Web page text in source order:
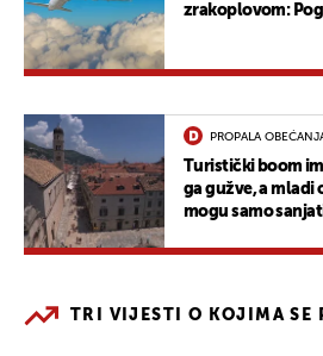
zrakoplovom:
PROPALA
Turistički boom
ga gužve, a mladi
mogu samo
TRI VIJESTI O KOJIMA SE